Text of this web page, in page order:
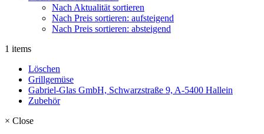
Nach Aktualität sortieren
Nach Preis sortieren: aufsteigend
Nach Preis sortieren: absteigend
1 items
Löschen
Grillgemüse
Gabriel-Glas GmbH, Schwarzstraße 9, A-5400 Hallein
Zubehör
× Close